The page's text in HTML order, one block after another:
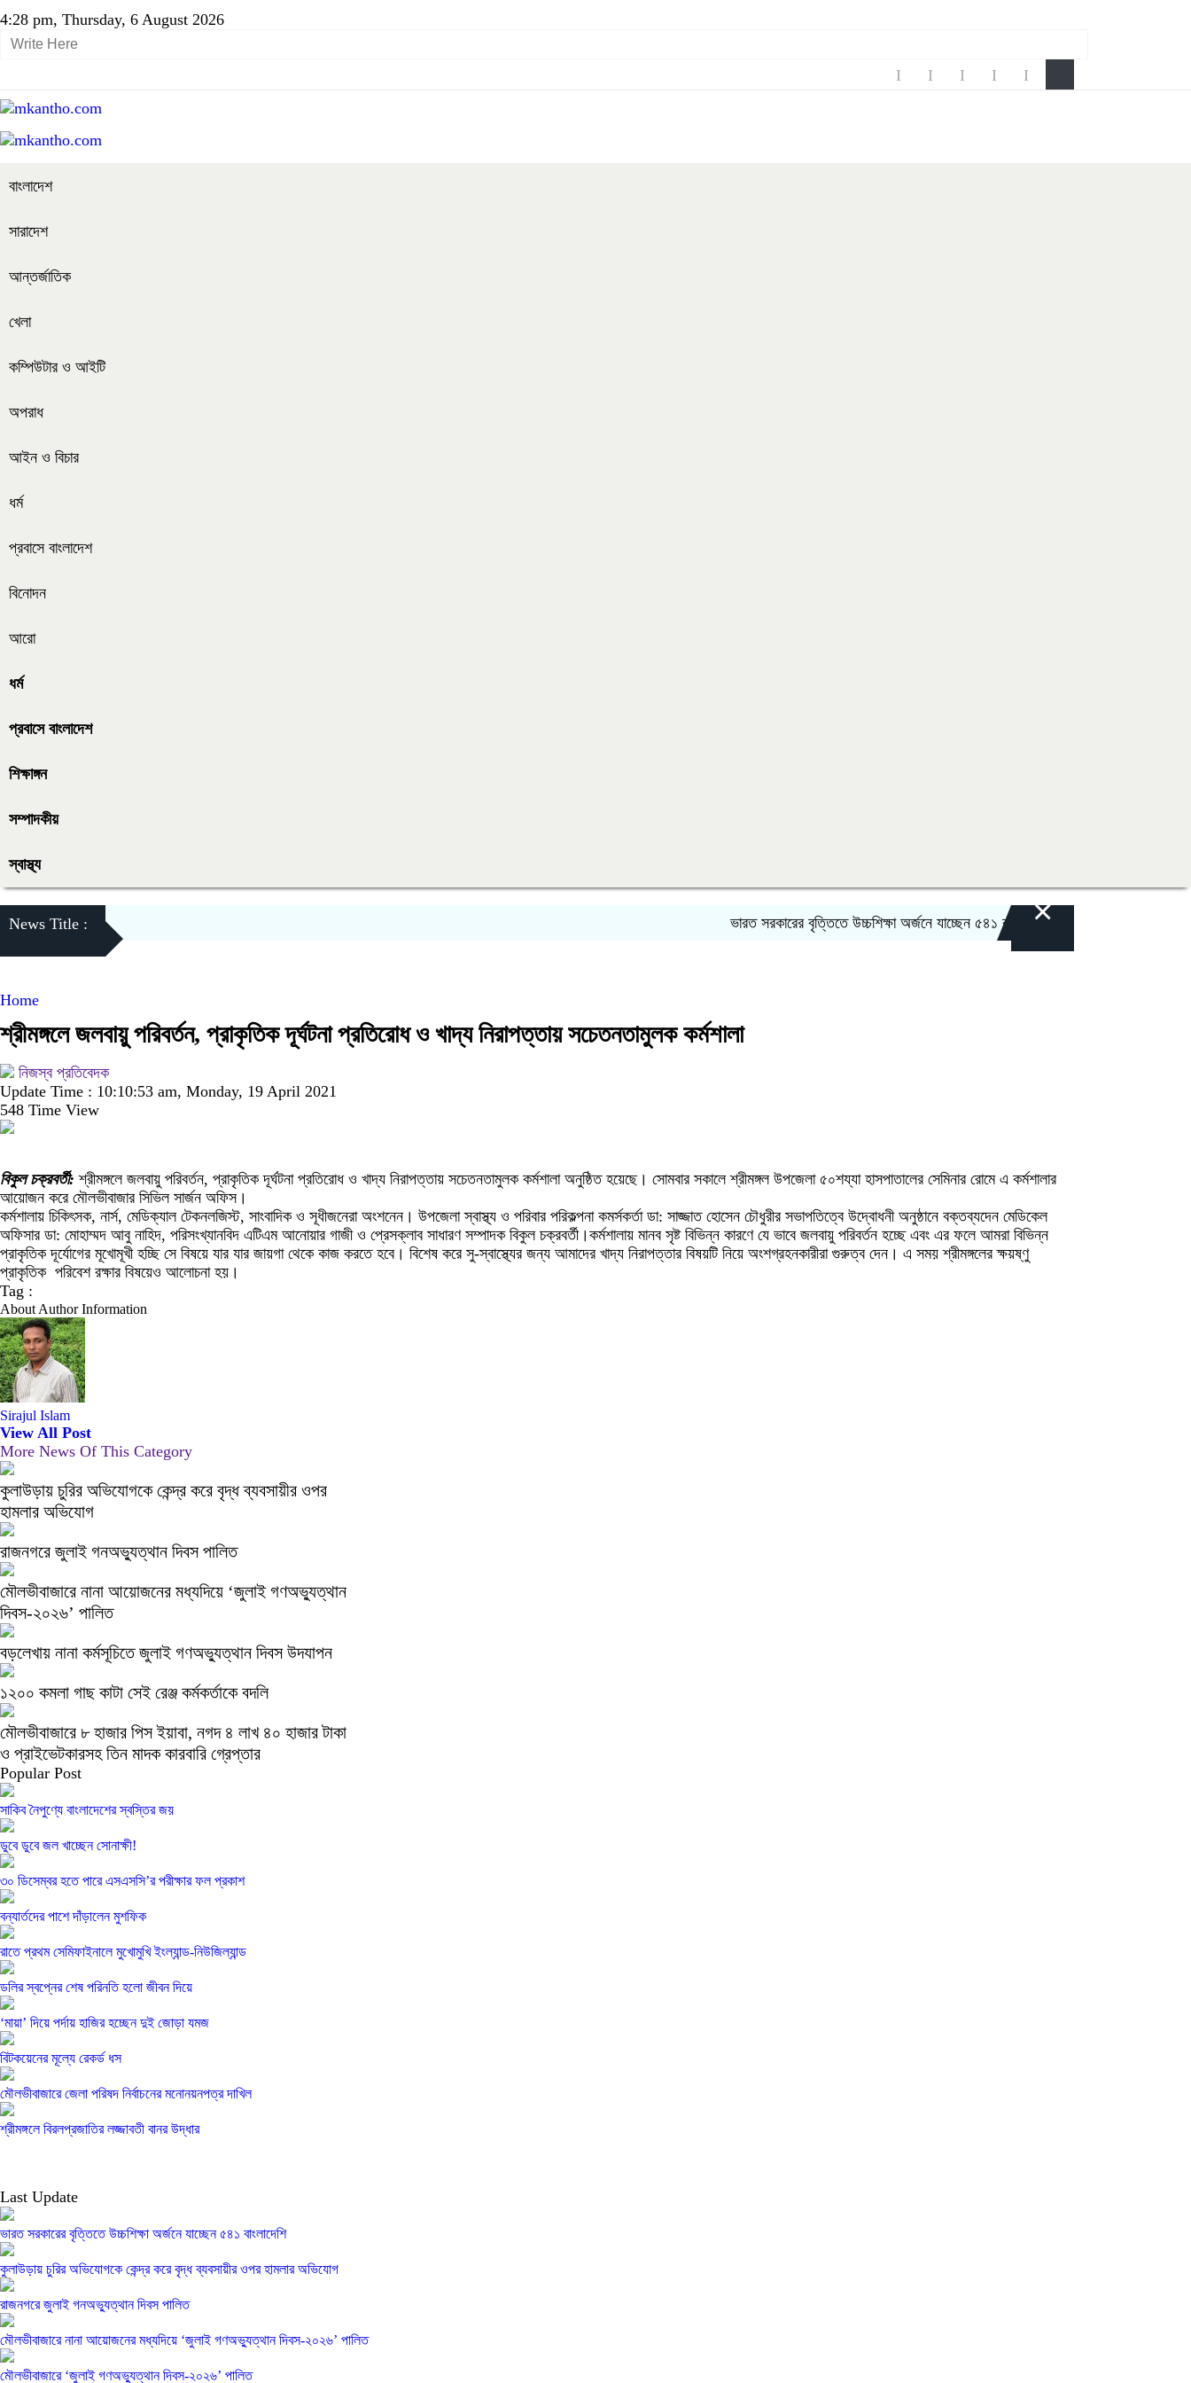
4:28 pm, Thursday, 6 August 2026
বাংলাদেশ
সারাদেশ
আন্তর্জাতিক
খেলা
কম্পিউটার ও আইটি
অপরাধ
আইন ও বিচার
ধর্ম
প্রবাসে বাংলাদেশ
বিনোদন
আরো
ধর্ম
প্রবাসে বাংলাদেশ
শিক্ষাঙ্গন
সম্পাদকীয়
স্বাস্থ্য
News Title : ভারত সরকারের বৃত্তিতে উচ্চশিক্ষা অর্জনে যাচ্ছেন ৫৪১ বাংলাদেশি কুলাউড়ায় চুরির অভিযোগকে
×
Home
শ্রীমঙ্গলে জলবায়ু পরিবর্তন, প্রাকৃতিক দূর্ঘটনা প্রতিরোধ ও খাদ্য নিরাপত্তায় সচেতনতামুলক কর্মশালা
নিজস্ব প্রতিবেদক
Update Time : 10:10:53 am, Monday, 19 April 2021
548 Time View
বিকুল চক্রবর্তী: শ্রীমঙ্গলে জলবায়ু পরিবর্তন, প্রাকৃতিক দূর্ঘটনা প্রতিরোধ ও খাদ্য নিরাপত্তায় সচেতনতামুলক কর্মশালা অনুষ্ঠিত হয়েছে। সোমবার সকালে শ্রীমঙ্গল উপজেলা ৫০শয্যা হাসপাতালের সেমিনার রোমে এ কর্মশালার
আয়োজন করে মৌলভীবাজার সিভিল সার্জন অফিস।
কর্মশালায় চিকিৎসক, নার্স, মেডিক্যাল টেকনলজিস্ট, সাংবাদিক ও সূধীজনেরা অংশনেন। উপজেলা স্বাস্থ্য ও পরিবার পরিকল্পনা কমর্সকর্তা ডা: সাজ্জাত হোসেন চৌধুরীর সভাপতিত্বে উদ্বোধনী অনুষ্ঠানে বক্তব্যদেন মেডিকেল
অফিসার ডা: মোহাম্মদ আবু নাহিদ, পরিসংখ্যানবিদ এটিএম আনোয়ার গাজী ও প্রেসক্লাব সাধারণ সম্পাদক বিকুল চক্রবর্তী।কর্মশালায় মানব সৃষ্ট বিভিন্ন কারণে যে ভাবে জলবায়ু পরিবর্তন হচ্ছে এবং এর ফলে আমরা বিভিন্ন
প্রাকৃতিক দূর্যোগের মূখোমূখী হচ্ছি সে বিষয়ে যার যার জায়গা থেকে কাজ করতে হবে। বিশেষ করে সু-স্বাস্থ্যের জন্য আমাদের খাদ্য নিরাপত্তার বিষয়টি নিয়ে অংশগ্রহনকারীরা গুরুত্ব দেন। এ সময় শ্রীমঙ্গলের ক্ষয়ষ্ণু
প্রাকৃতিক পরিবেশ রক্ষার বিষয়েও আলোচনা হয়।
Tag :
About Author Information
Sirajul Islam
View All Post
More News Of This Category
কুলাউড়ায় চুরির অভিযোগকে কেন্দ্র করে বৃদ্ধ ব্যবসায়ীর ওপর
হামলার অভিযোগ
রাজনগরে জুলাই গনঅভ্যুত্থান দিবস পালিত
মৌলভীবাজারে নানা আয়োজনের মধ্যদিয়ে ‘জুলাই গণঅভ্যুত্থান
দিবস-২০২৬’ পালিত
বড়লেখায় নানা কর্মসূচিতে জুলাই গণঅভ্যুত্থান দিবস উদযাপন
১২০০ কমলা গাছ কাটা সেই রেঞ্জ কর্মকর্তাকে বদলি
মৌলভীবাজারে ৮ হাজার পিস ইয়াবা, নগদ ৪ লাখ ৪০ হাজার টাকা
ও প্রাইভেটকারসহ তিন মাদক কারবারি গ্রেপ্তার
Popular Post
সাকিব নৈপুণ্যে বাংলাদেশের স্বস্তির জয়
ডুবে ডুবে জল খাচ্ছেন সোনাক্ষী!
৩০ ডিসেম্বর হতে পারে এসএসসি’র পরীক্ষার ফল প্রকাশ
বন্যার্তদের পাশে দাঁড়ালেন মুশফিক
রাতে প্রথম সেমিফাইনালে মুখোমুখি ইংল্যান্ড-নিউজিল্যান্ড
ডলির স্বপ্নের শেষ পরিনতি হলো জীবন দিয়ে
‘মায়া’ দিয়ে পর্দায় হাজির হচ্ছেন দুই জোড়া যমজ
বিটকয়েনের মূল্যে রেকর্ড ধস
মৌলভীবাজারে জেলা পরিষদ নির্বাচনের মনোনয়নপত্র দাখিল
শ্রীমঙ্গলে বিরলপ্রজাতির লজ্জাবতী বানর উদ্ধার
Last Update
ভারত সরকারের বৃত্তিতে উচ্চশিক্ষা অর্জনে যাচ্ছেন ৫৪১ বাংলাদেশি
কুলাউড়ায় চুরির অভিযোগকে কেন্দ্র করে বৃদ্ধ ব্যবসায়ীর ওপর হামলার অভিযোগ
রাজনগরে জুলাই গনঅভ্যুত্থান দিবস পালিত
মৌলভীবাজারে নানা আয়োজনের মধ্যদিয়ে ‘জুলাই গণঅভ্যুত্থান দিবস-২০২৬’ পালিত
মৌলভীবাজারে ‘জুলাই গণঅভ্যুত্থান দিবস-২০২৬’ পালিত